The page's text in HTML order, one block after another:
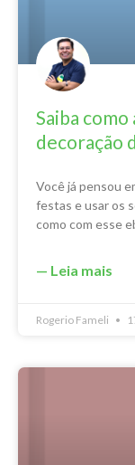
Saiba
decoração
Você já pensou
festas e usar os
como com esse
— Leia mais
Rogerio Fameli